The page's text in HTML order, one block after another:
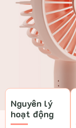
Nguyên lý
hoạt động